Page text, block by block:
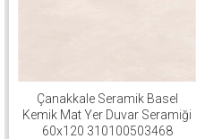
Çanakkale Seramik Basel
Kemik Mat Yer Duvar Seramiği
60x120 310100503468